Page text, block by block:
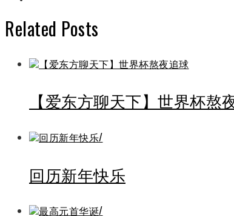
Related Posts
【爱东方聊天下】世界杯
回历新年快乐